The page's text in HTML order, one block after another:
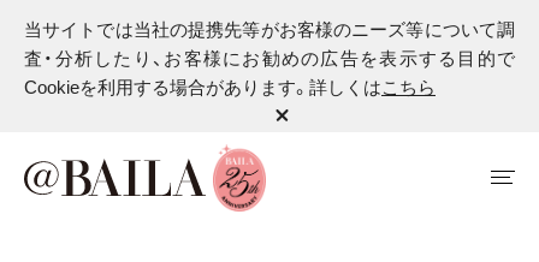
当サイトでは当社の提携先等がお客様のニーズ等について調
査・分析したり、お客様にお勧めの広告を表示する目的で
Cookieを利用する場合があります。詳しくはこちら